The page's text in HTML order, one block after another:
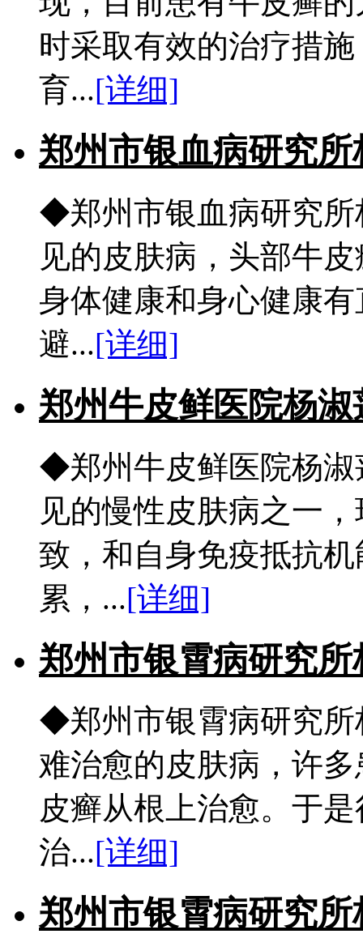
时采取有效的治疗措
育...[详细]
郑州市银血病研究
◆郑州市银血病研究所
见的皮肤病，头部牛
身体健康和身心健康
避...[详细]
郑州牛皮鲜医院杨淑
◆郑州牛皮鲜医院杨淑
见的慢性皮肤病之一
致，和自身免疫抵抗
累，...[详细]
郑州市银霄病研究
◆郑州市银霄病研究所
难治愈的皮肤病，许
皮癣从根上治愈。于
治...[详细]
郑州市银霄病研究